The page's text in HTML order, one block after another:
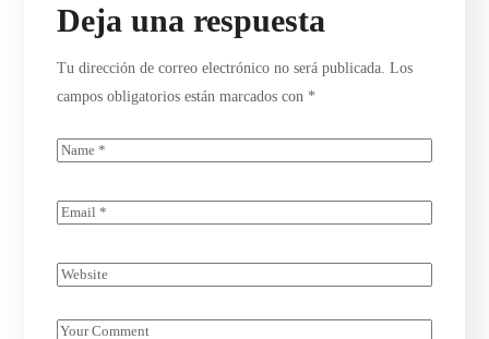
Deja una respuesta
Tu dirección de correo electrónico no será publicada. Los
campos obligatorios están marcados con *